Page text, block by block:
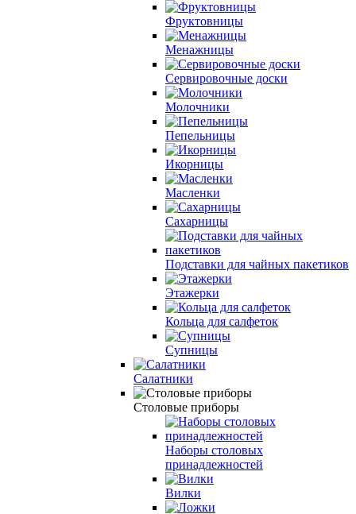
Фруктовницы
Менажницы
Сервировочные доски
Молочники
Пепельницы
Икорницы
Масленки
Сахарницы
Подставки для чайных пакетиков
Этажерки
Кольца для салфеток
Супницы
Салатники
Столовые приборы
Наборы столовых
принадлежностей
Вилки